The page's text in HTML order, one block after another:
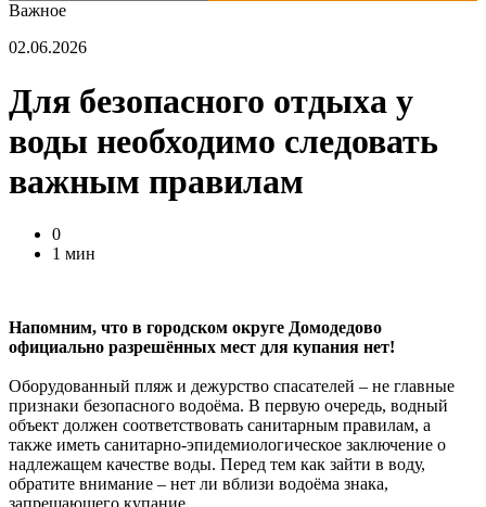
Важное
02.06.2026
Для безопасного отдыха у
воды необходимо следовать
важным правилам
0
1 мин
Напомним, что в городском округе Домодедово
официально разрешённых мест для купания нет!
Оборудованный пляж и дежурство спасателей – не главные
признаки безопасного водоёма. В первую очередь, водный
объект должен соответствовать санитарным правилам, а
также иметь санитарно-эпидемиологическое заключение о
надлежащем качестве воды. Перед тем как зайти в воду,
обратите внимание – нет ли вблизи водоёма знака,